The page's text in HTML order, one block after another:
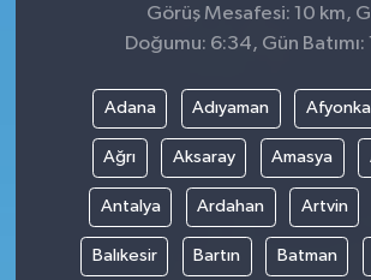
Görüş Mesafesi: 10 km,
Doğumu: 6:34, Gün Batımı:
Adana Adıyaman
Ağrı Aksaray Amasya
Antalya Ardahan Artvin
Balıkesir Bartın Batman
RÖPORTAJ
SAĞLIK
SPOR
TARIM
TEKNOLOJİ